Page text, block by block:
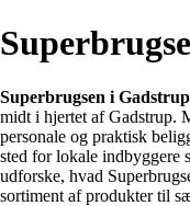
Superbrugsen i Gadstrup
midt i hjertet af Gadstrup.
personale og praktisk
sted for lokale indbyggere
udforske, hvad
sortiment af produkter til